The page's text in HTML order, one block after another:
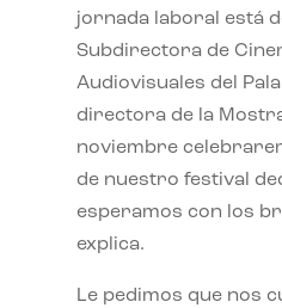
jornada laboral está
Subdirectora de
Audiovisuales del
directora de la
noviembre
de nuestro festival
esperamos con los
explica.
Le pedimos que nos